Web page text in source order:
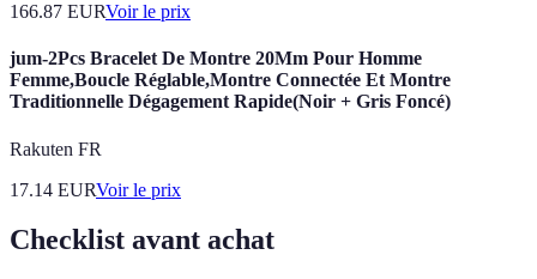
166.87 EURVoir le prix
jum-2Pcs Bracelet De Montre 20Mm Pour Homme
Femme,Boucle Réglable,Montre Connectée Et Montre
Traditionnelle Dégagement Rapide(Noir + Gris Foncé)
Rakuten FR
17.14 EURVoir le prix
Checklist avant achat